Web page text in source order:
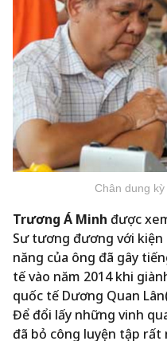
Chân dung
Trương Á Minh được
Sư tương đương với
năng của ông đã gây
tế vào năm 2014 khi
quốc tế Dương Quan
Để đổi lấy những vinh
đã bỏ công luyện tập rất